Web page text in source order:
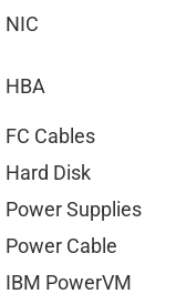
NIC
HBA
FC Cables
Hard Disk
Power Supplies
Power Cable
IBM PowerVM